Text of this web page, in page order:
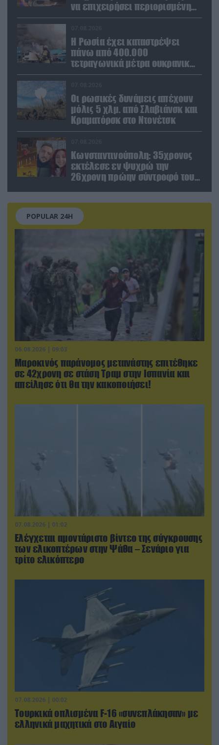
να επιχειρήσει περιορισμένη
στρατιωτική επιχείρηση στην
Η Ρωσία έχει καταστρέψει
πάνω από 400.000
τετραγωνικά μέτρα ουκρανικών
εγκαταστάσεων τον Ιούλιο
Οι ρωσικές δυνάμεις απέχουν
μόλις 5 χλμ. από Σλαβιάνσκ και
Κραματόρσκ στο Ντονέτσκ
Κωνσταντινούπολη: 35χρονος
εκτέλεσε εν ψυχρώ την
26χρονη πρώην σύντροφό του
POPULAR 24H
06.08.2026 | 09:03
Μαροκινός παράνομος μετανάστης επιτέθηκε
σε 42χρονη σε στάση Τραμ στην Ισπανία και
απείλησε ότι θα την κακοποιήσει!
07.08.2026 | 01:02
Ελέγχεται αμοντάριστο βίντεο της σύγκρουσης
των ελικοπτέρων στην Ψάθα – Σενάριο για
τρίτο ελικόπτερο
07.08.2026 | 00:02
Τουρκικά οπλισμένα F-16 «συνεπλάκησαν» με
ελληνικά μαχητικά στο Αιγαίο